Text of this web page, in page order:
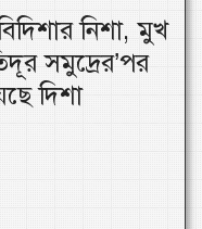
নিশা, মুখ
সমুদ্রের’পর
দিশা